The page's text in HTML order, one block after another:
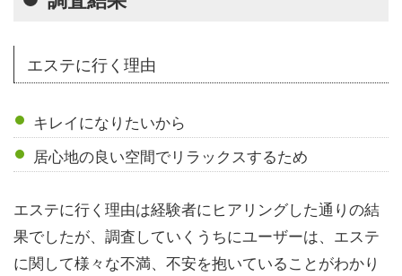
エステに行く理由
キレイになりたいから
居心地の良い空間でリラックスするため
エステに行く理由は経験者にヒアリングした通りの結
果でしたが、調査していくうちにユーザーは、エステ
に関して様々な不満、不安を抱いていることがわかり